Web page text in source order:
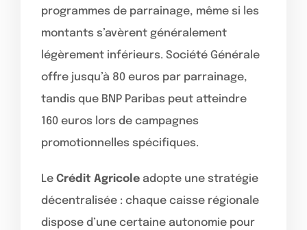
programmes de parrainage, même si les
montants s’avèrent généralement
légèrement inférieurs. Société Générale
offre jusqu’à 80 euros par parrainage,
tandis que BNP Paribas peut atteindre
160 euros lors de campagnes
promotionnelles spécifiques.
Le Crédit Agricole adopte une stratégie
décentralisée : chaque caisse régionale
dispose d’une certaine autonomie pour